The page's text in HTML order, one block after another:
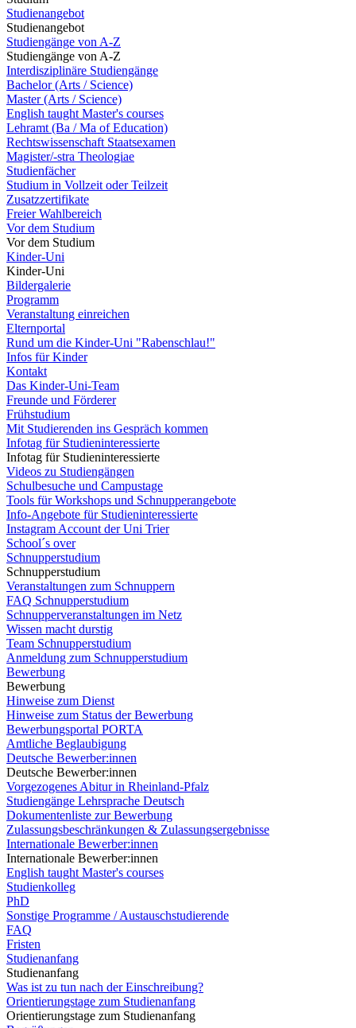
Studienangebot
Studienangebot
Studiengänge von A-Z
Studiengänge von A-Z
Interdisziplinäre Studiengänge
Bachelor (Arts / Science)
Master (Arts / Science)
English taught Master's courses
Lehramt (Ba / Ma of Education)
Rechtswissenschaft Staatsexamen
Magister/-stra Theologiae
Studienfächer
Studium in Vollzeit oder Teilzeit
Zusatzzertifikate
Freier Wahlbereich
Vor dem Studium
Vor dem Studium
Kinder-Uni
Kinder-Uni
Bildergalerie
Programm
Veranstaltung einreichen
Elternportal
Rund um die Kinder-Uni "Rabenschlau!"
Infos für Kinder
Kontakt
Das Kinder-Uni-Team
Freunde und Förderer
Frühstudium
Mit Studierenden ins Gespräch kommen
Infotag für Studieninteressierte
Infotag für Studieninteressierte
Videos zu Studiengängen
Schulbesuche und Campustage
Tools für Workshops und Schnupperangebote
Info-Angebote für Studieninteressierte
Instagram Account der Uni Trier
School´s over
Schnupperstudium
Schnupperstudium
Veranstaltungen zum Schnuppern
FAQ Schnupperstudium
Schnupperveranstaltungen im Netz
Wissen macht durstig
Team Schnupperstudium
Anmeldung zum Schnupperstudium
Bewerbung
Bewerbung
Hinweise zum Dienst
Hinweise zum Status der Bewerbung
Bewerbungsportal PORTA
Amtliche Beglaubigung
Deutsche Bewerber:innen
Deutsche Bewerber:innen
Vorgezogenes Abitur in Rheinland-Pfalz
Studiengänge Lehrsprache Deutsch
Dokumentenliste zur Bewerbung
Zulassungsbeschränkungen & Zulassungsergebnisse
Internationale Bewerber:innen
Internationale Bewerber:innen
English taught Master's courses
Studienkolleg
PhD
Sonstige Programme / Austauschstudierende
FAQ
Fristen
Studienanfang
Studienanfang
Was ist zu tun nach der Einschreibung?
Orientierungstage zum Studienanfang
Orientierungstage zum Studienanfang